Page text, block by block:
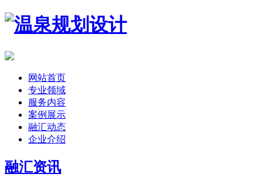
网站首页
专业领域
服务内容
案例展示
融汇动态
企业介绍
融汇资讯